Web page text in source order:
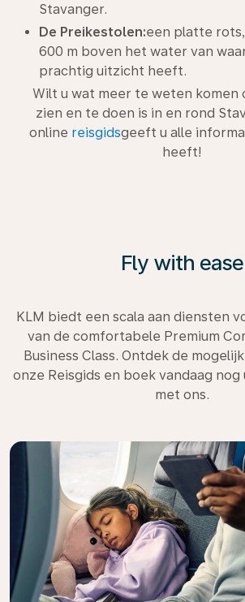
Stavanger.
De Preikestolen:een platte
600 m boven het water van
prachtig uitzicht heeft.
Wilt u wat meer te weten komen
zien en te doen is in en rond
online reisgidsgeeft u alle
heeft!
Fly with ease
KLM biedt een scala aan diensten
van de comfortabele Premium
Business Class. Ontdek de
onze Reisgids en boek vandaag
met ons.